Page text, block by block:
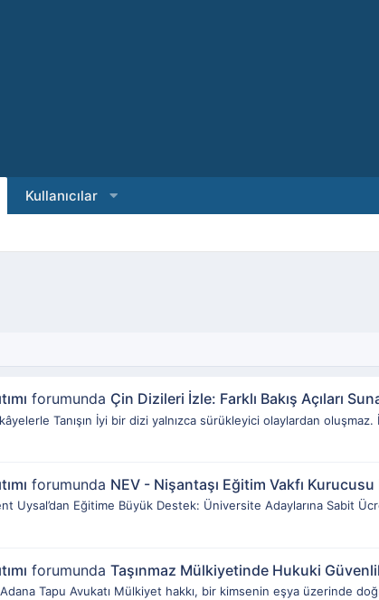
Kullanıcılar
forumunda Çin Dizileri İzle: Farklı Bakış Açıları
Tanışın İyi bir dizi yalnızca sürükleyici olaylardan
forumunda NEV - Nişantaşı Eğitim Vakfı
Uysal’dan Eğitime Büyük Destek: Üniversite Adaylarına Sabit
forumunda Taşınmaz Mülkiyetinde Hukuki
Tapu Avukatı Mülkiyet hakkı, bir kimsenin eşya üzerinde